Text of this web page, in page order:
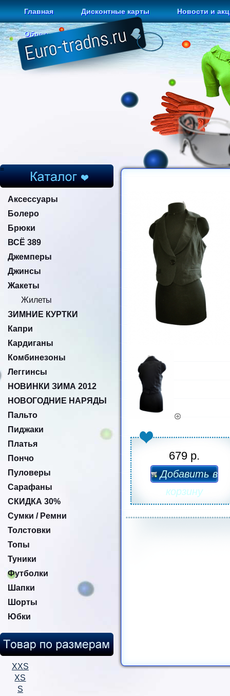
Главная Дисконтные карты Новости и
Обратная связь
=
Аксессуары
Болеро
Брюки
ВСЁ 389
Джемперы
Джинсы
Жакеты
Жилеты
ЗИМНИЕ КУРТКИ
Капри
Кардиганы
Комбинезоны
Леггинсы
НОВИНКИ ЗИМА 2012
НОВОГОДНИЕ НАРЯДЫ
Пальто
Пиджаки
Платья
Пончо
Пуловеры
Сарафаны
СКИДКА 30%
Сумки / Ремни
Толстовки
Топы
Туники
Футболки
Шапки
Шорты
Юбки
XXS
XS
S
679 р.
Добавить в
корзину